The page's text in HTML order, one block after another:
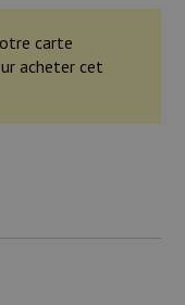
carte
acheter cet